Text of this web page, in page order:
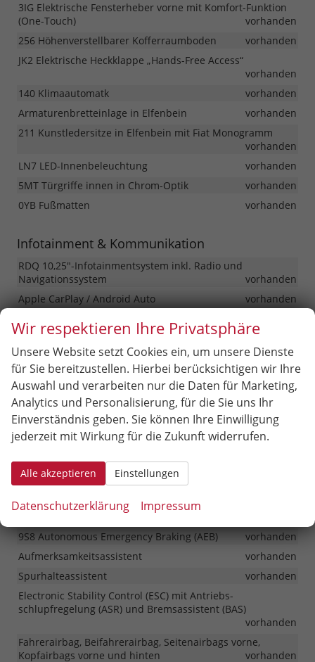
3IG Elektrische Fensterheber vorne mit Komfort-Funktion
(One-Touch)
vorhanden
256 Höhenverstellbarer Kofferraumboden
vorhanden
JK2 Elektrische Heckklappe „Hands-Free Access“
vorhanden
140 Klimaautomatk
vorhanden
Armaturenbretteinlage in Elfenbein
vorhanden
211 Kunstledersitze in Elfenbein mit Fiat Monogramm
vorhanden
LN7 LED-Innenbeleuchtung
vorhanden
5MT Türgriffe innen in Chrom-Optik
vorhanden
0YB Fußmatten
vorhanden
Infotainment & Kommunikation
RDQ 10,25"-Infotainmentsystem inkl. Radio und
Navigationssystem
vorhanden
Apple CarPlay / Android Auto
vorhanden
RCG Audiosystem mit 6 Lautsprechern
vorhanden
RFX Kabelloses Smartphone-Ladepad
vorhanden
USB-A- und USB-C-Anschluss vorne
vorhanden
RS4 USB-C-Anschluss hinten
vorhanden
RTK Uconnect Services
vorhanden
12-V-Anschluss vorne
vorhanden
Sicherheit & Assistenz
9S8 Autonomous Emergency Braking (AEB)
vorhanden
Aufmerksamkeitsassistent
vorhanden
Spurhalteassistent
vorhanden
Electronic Stability Control (ESC) mit Antriebs-
schlupfregelung (ASR) und Bremsassistent (BAS)
vorhanden
Fahrerairbag, Beifahrerairbag, Seitenairbags vorne,
Kopfairbags vorne und hinten
vorhanden
Wir respektieren Ihre Privatsphäre
Unsere Website setzt Cookies ein, um unsere Dienste
für Sie bereitzustellen. Hierbei berücksichtigen wir Ihre
Auswahl und verarbeiten nur die Daten für Marketing,
Analytics und Personalisierung, für die Sie uns Ihr
Einverständnis geben. Sie können Ihre Einwilligung
jederzeit mit Wirkung für die Zukunft widerrufen.
Alle akzeptieren Einstellungen
Datenschutzerklärung Impressum